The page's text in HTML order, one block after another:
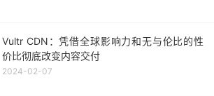
Vultr CDN：凭借全球影响力和无与伦比的性
价比彻底改变内容交付
2024-02-07